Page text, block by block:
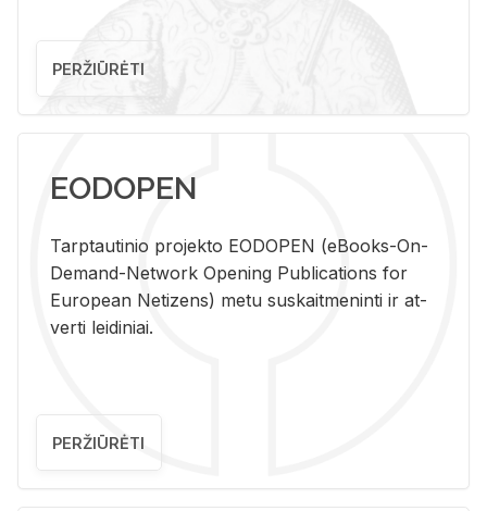
PERŽIŪRĖTI
EODOPEN
Tarp­tau­ti­nio pro­jek­to EO­DO­PEN (eBo­oks-On-
De­mand-Ne­twork Ope­ning Pub­li­ca­tions for
Eu­ro­pe­an Ne­ti­zens) metu su­skait­me­nin­ti ir at­
ver­ti lei­di­niai.
PERŽIŪRĖTI